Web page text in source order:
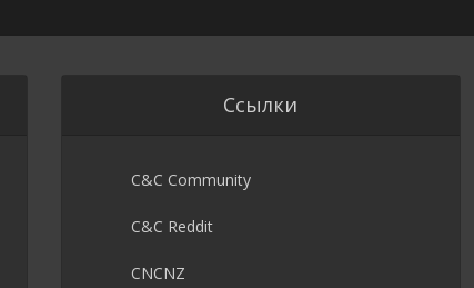
Ссылки
C&C Community
C&C Reddit
CNCNZ